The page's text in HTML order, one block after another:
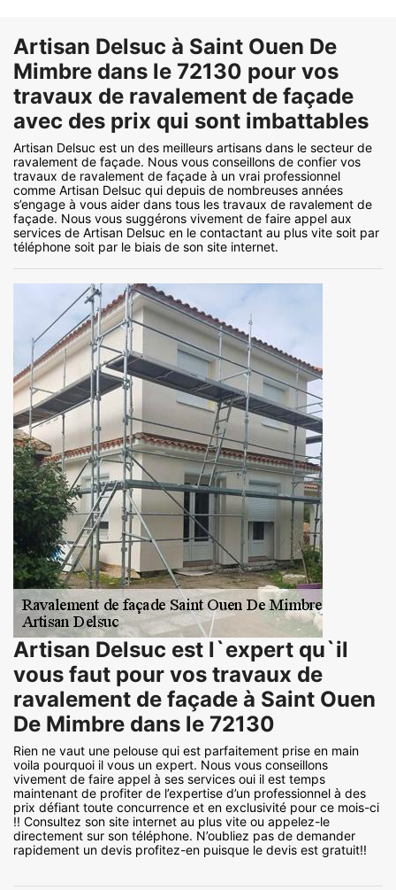
Artisan Delsuc à Saint Ouen De
Mimbre dans le 72130 pour vos
travaux de ravalement de façade
avec des prix qui sont imbattables
Artisan Delsuc est un des meilleurs artisans dans le secteur de
ravalement de façade. Nous vous conseillons de confier vos
travaux de ravalement de façade à un vrai professionnel
comme Artisan Delsuc qui depuis de nombreuses années
s’engage à vous aider dans tous les travaux de ravalement de
façade. Nous vous suggérons vivement de faire appel aux
services de Artisan Delsuc en le contactant au plus vite soit par
téléphone soit par le biais de son site internet.
Artisan Delsuc est l`expert qu`il
vous faut pour vos travaux de
ravalement de façade à Saint Ouen
De Mimbre dans le 72130
Rien ne vaut une pelouse qui est parfaitement prise en main
voila pourquoi il vous un expert. Nous vous conseillons
vivement de faire appel à ses services oui il est temps
maintenant de profiter de l’expertise d’un professionnel à des
prix défiant toute concurrence et en exclusivité pour ce mois-ci
!! Consultez son site internet au plus vite ou appelez-le
directement sur son téléphone. N’oubliez pas de demander
rapidement un devis profitez-en puisque le devis est gratuit!!